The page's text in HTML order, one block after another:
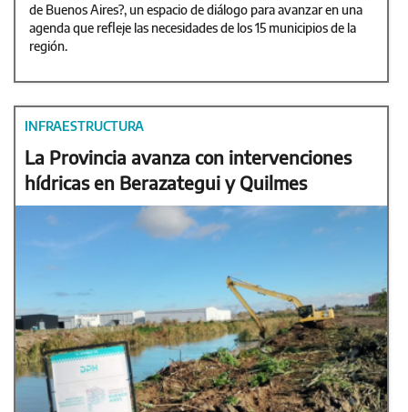
de Buenos Aires?, un espacio de diálogo para avanzar en una
agenda que refleje las necesidades de los 15 municipios de la
región.
INFRAESTRUCTURA
La Provincia avanza con intervenciones
hídricas en Berazategui y Quilmes